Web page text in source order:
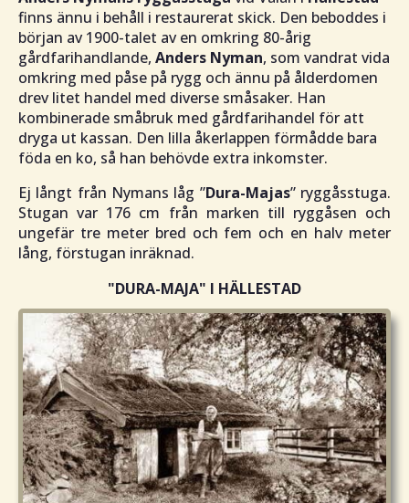
finns ännu i behåll i restaurerat skick. Den beboddes i
början av 1900-talet av en omkring 80-årig
gårdfarihandlande, Anders Nyman, som vandrat vida
omkring med påse på rygg och ännu på ålderdomen
drev litet handel med diverse småsaker. Han
kombinerade småbruk med gårdfarihandel för att
dryga ut kassan. Den lilla åkerlappen förmådde bara
föda en ko, så han behövde extra inkomster.
Ej långt från Nymans låg ”Dura-Majas” ryggåsstuga.
Stugan var 176 cm från marken till ryggåsen och
ungefär tre meter bred och fem och en halv meter
lång, förstugan inräknad.
"DURA-MAJA" I HÄLLESTAD